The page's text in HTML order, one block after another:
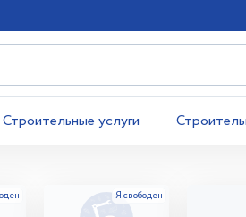
Строительные услуги